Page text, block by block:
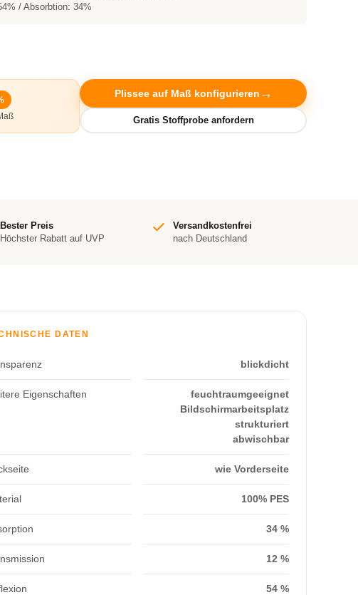
/ Absorbtion: 34%
Plissee auf Maß konfigurieren
Bester Preis
Höchster Rabatt auf UVP
Versandkostenfrei
nach Deutschland
DATEN
blickdicht
Eigenschaften
feuchtraumgeeignet
Bildschirmarbeitsplatz
strukturiert
abwischbar
wie Vorderseite
100% PES
34 %
12 %
54 %